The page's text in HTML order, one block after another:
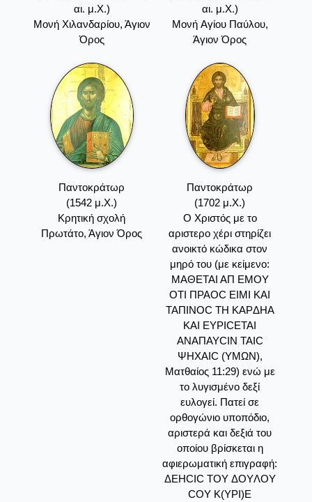
αι. μ.Χ.)
Mονή Xιλανδαρίου, Άγιον
Όρος
αι. μ.Χ.)
Mονή Aγίου Παύλου,
Άγιον Όρος
Παντοκράτωρ
(1542 μ.Χ.)
Kρητική σχολή
Πρωτάτο, Άγιον Όρος
Παντοκράτωρ
(1702 μ.Χ.)
O Xριστός με το
αριστερο χέρι στηρίζει
ανοικτό κώδικα στον
μηρό του (με κείμενο:
MAΘETAI AΠ EMOY
OTI ΠPAOC EIMI KAI
TAΠINOC TH KAPΔHA
KAI EYPICETAI
ANAΠAYCIN TAIC
ΨHXAIC (YMΩN),
Mατθαίος 11:29) ενώ με
το λυγισμένο δεξί
ευλογεί. Πατεί σε
ορθογώνιο υποπόδιο,
αριστερά και δεξιά του
οποίου βρίσκεται η
αφιερωματική επιγραφή:
ΔEHCIC TOY ΔOYΛOY
COY K(YPI)E